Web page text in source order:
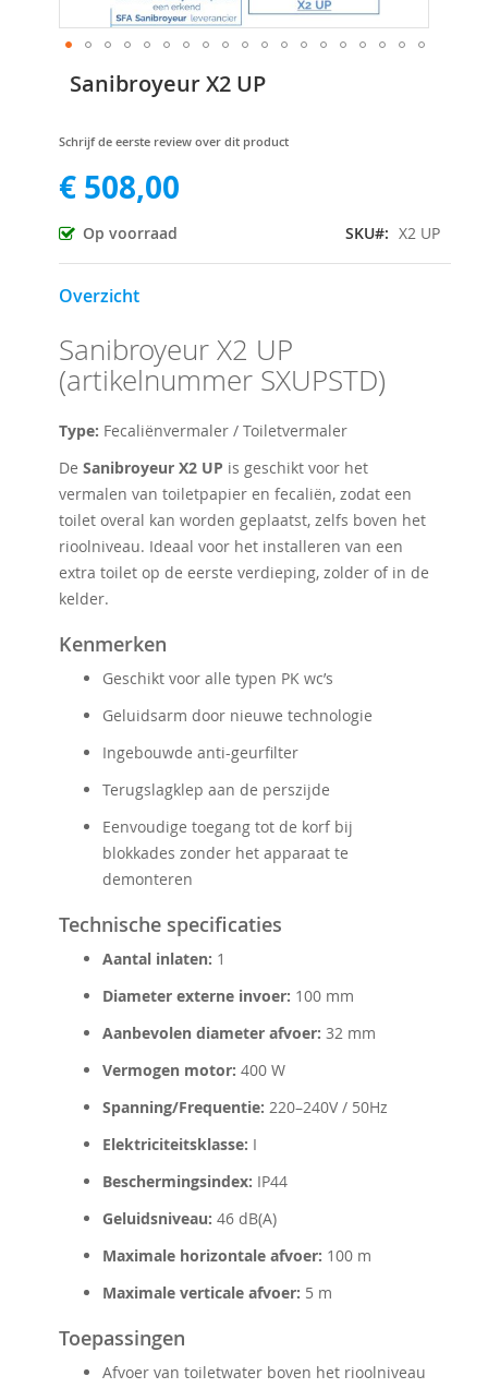
Sanibroyeur X2 UP
Schrijf de eerste review over dit product
€ 508,00
Op voorraad SKU X2 UP
Overzicht
Sanibroyeur X2 UP
(artikelnummer SXUPSTD)
Type: Fecaliënvermaler / Toiletvermaler
De Sanibroyeur X2 UP is geschikt voor het
vermalen van toiletpapier en fecaliën, zodat een
toilet overal kan worden geplaatst, zelfs boven het
rioolniveau. Ideaal voor het installeren van een
extra toilet op de eerste verdieping, zolder of in de
kelder.
Kenmerken
Geschikt voor alle typen PK wc’s
Geluidsarm door nieuwe technologie
Ingebouwde anti-geurfilter
Terugslagklep aan de perszijde
Eenvoudige toegang tot de korf bij
blokkades zonder het apparaat te
demonteren
Technische specificaties
Aantal inlaten: 1
Diameter externe invoer: 100 mm
Aanbevolen diameter afvoer: 32 mm
Vermogen motor: 400 W
Spanning/Frequentie: 220–240V / 50Hz
Elektriciteitsklasse: I
Beschermingsindex: IP44
Geluidsniveau: 46 dB(A)
Maximale horizontale afvoer: 100 m
Maximale verticale afvoer: 5 m
Toepassingen
Afvoer van toiletwater boven het rioolniveau
naar
begin
de
afbeeldingen-
gallerij